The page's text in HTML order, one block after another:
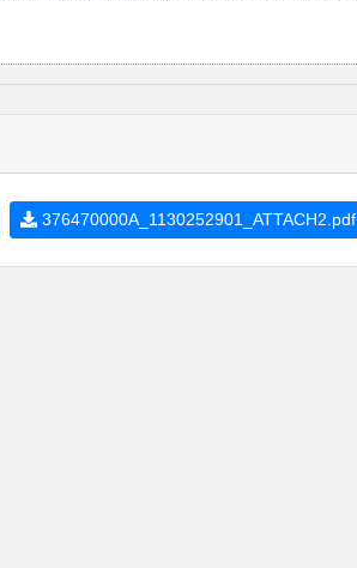
376470000A_1130252901_ATTACH2.pdf